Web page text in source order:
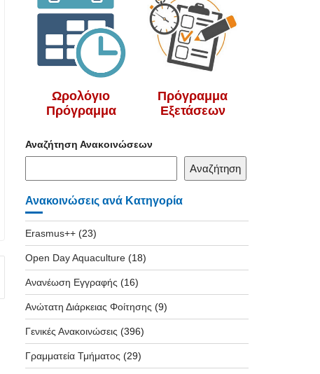
Ωρολόγιο
Πρόγραμμα
Πρόγραμμα
Εξετάσεων
Αναζήτηση Ανακοινώσεων
Αναζήτηση
Ανακοινώσεις ανά Κατηγορία
Erasmus++(23)
Open Day Aquaculture(18)
Ανανέωση Εγγραφής (16)
Ανώτατη Διάρκειας Φοίτησης (9)
Γενικές Ανακοινώσεις (396)
Γραμματεία Τμήματος (29)